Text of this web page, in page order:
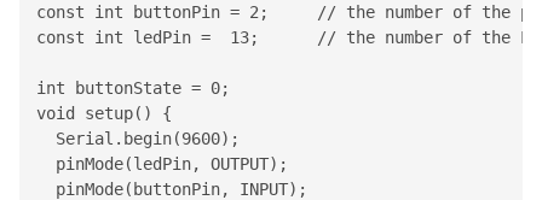
const int buttonPin = 2;     // the number of the
const int ledPin =  13;      // the number of the
int buttonState = 0;
void setup() {
  Serial.begin(9600);
  pinMode(ledPin, OUTPUT);
  pinMode(buttonPin, INPUT);